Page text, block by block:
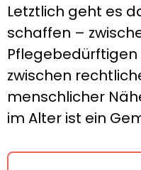
Letztlich geht es
schaffen –
zwischen
menschlicher
im Alter ist ein